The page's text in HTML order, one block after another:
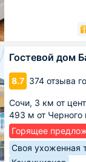
Гостевой дом
8.7 374 отзыва
Сочи, 3 км от
493 м от Черного
Горящее
Своя ухоженная